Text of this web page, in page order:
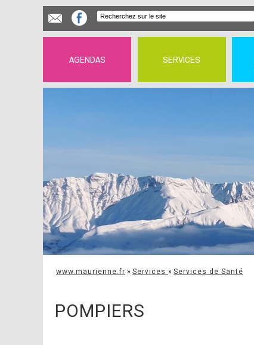
AGENDAS SERVICES
www.maurienne.fr » Services » Services de Santé
POMPIERS